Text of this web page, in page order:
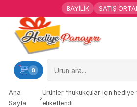
BAYİLİK SATIŞ
0
Ana Sayfa
Kişiye Özel Hediyeler
Hediyen Kime
Ana
Sayfa
›
Ürünler “hukukçular için
etiketlendi